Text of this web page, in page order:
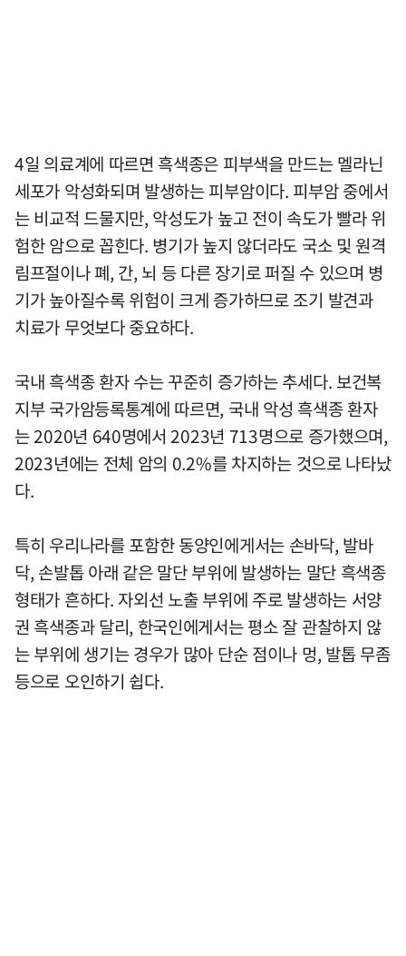
4일 의료계에 따르면 흑색종은 피부색을 만드는 멜라닌
세포가 악성화되며 발생하는 피부암이다. 피부암 중에서
는 비교적 드물지만, 악성도가 높고 전이 속도가 빨라 위
험한 암으로 꼽힌다. 병기가 높지 않더라도 국소 및 원격
림프절이나 폐, 간, 뇌 등 다른 장기로 퍼질 수 있으며 병
기가 높아질수록 위험이 크게 증가하므로 조기 발견과
치료가 무엇보다 중요하다.
국내 흑색종 환자 수는 꾸준히 증가하는 추세다. 보건복
지부 국가암등록통계에 따르면, 국내 악성 흑색종 환자
는 2020년 640명에서 2023년 713명으로 증가했으며,
2023년에는 전체 암의 0.2%를 차지하는 것으로 나타났
다.
특히 우리나라를 포함한 동양인에게서는 손바닥, 발바
닥, 손발톱 아래 같은 말단 부위에 발생하는 말단 흑색종
형태가 흔하다. 자외선 노출 부위에 주로 발생하는 서양
권 흑색종과 달리, 한국인에게서는 평소 잘 관찰하지 않
는 부위에 생기는 경우가 많아 단순 점이나 멍, 발톱 무좀
등으로 오인하기 쉽다.